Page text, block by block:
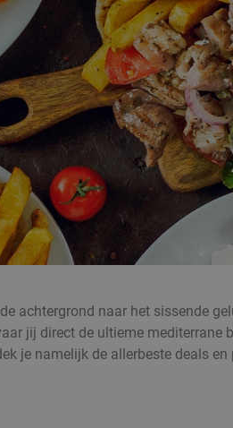
achtergrond naar het sissende
jij direct de ultieme mediterrane
je namelijk de allerbeste deals